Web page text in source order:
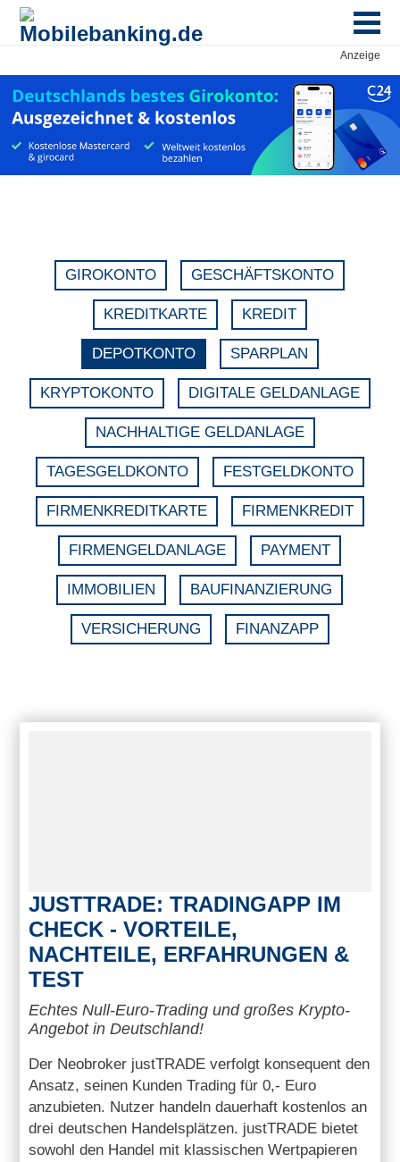
Anzeige
GIROKONTO GESCHÄFTSKONTO
KREDITKARTE KREDIT
DEPOTKONTO SPARPLAN
KRYPTOKONTO DIGITALE GELDANLAGE
NACHHALTIGE GELDANLAGE
TAGESGELDKONTO FESTGELDKONTO
FIRMENKREDITKARTE FIRMENKREDIT
FIRMENGELDANLAGE PAYMENT
IMMOBILIEN BAUFINANZIERUNG
VERSICHERUNG FINANZAPP
JUSTTRADE: TRADINGAPP IM
CHECK - VORTEILE,
NACHTEILE, ERFAHRUNGEN &
TEST
Echtes Null-Euro-Trading und großes Krypto-
Angebot in Deutschland!
Der Neobroker justTRADE verfolgt konsequent den
Ansatz, seinen Kunden Trading für 0,- Euro
anzubieten. Nutzer handeln dauerhaft kostenlos an
drei deutschen Handelsplätzen. justTRADE bietet
sowohl den Handel mit klassischen Wertpapieren